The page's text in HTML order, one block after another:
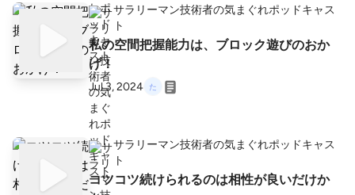
サラリーマン技術者の気まぐれポッドキャス
ト
私の空間把握能力は、ブロック遊びのおか
げ！
Jul 3, 2024
サラリーマン技術者の気まぐれポッドキャス
ト
コツコツ続けられるのは相性が良いだけか